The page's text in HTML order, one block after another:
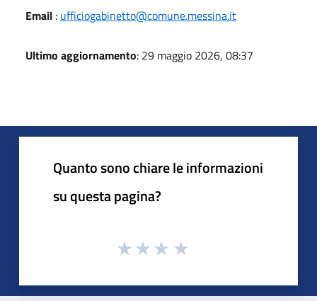
Email : ufficiogabinetto@comune.messina.it
Ultimo aggiornamento: 29 maggio 2026, 08:37
Quanto sono chiare le informazioni
su questa pagina?